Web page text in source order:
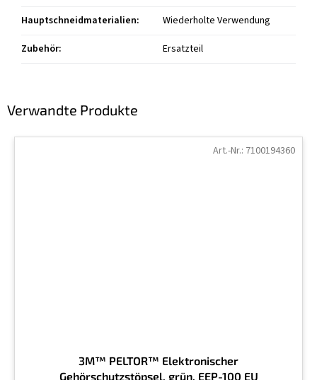
Verwandte Produkte
3M™ PELTOR™ Elektronischer
Gehörschutzstöpsel, grün, EEP-100 EU
Art.-Nr.: 7100194360
Hauptschneidmaterialien:
Wiederholte Verwendung
Zubehör: Ersatzteil